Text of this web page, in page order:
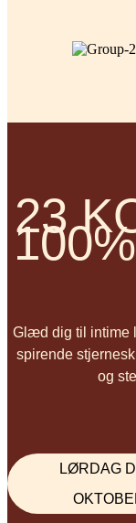
23
Glæd dig til intime
spirende
og
LØRDAG